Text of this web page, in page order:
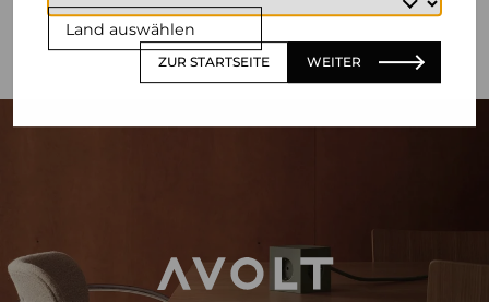
Land auswählen
ZUR STARTSEITE WEITER